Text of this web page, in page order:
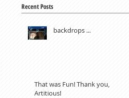
Recent Posts
backdrops ...
That was Fun! Thank you,
Artitious!